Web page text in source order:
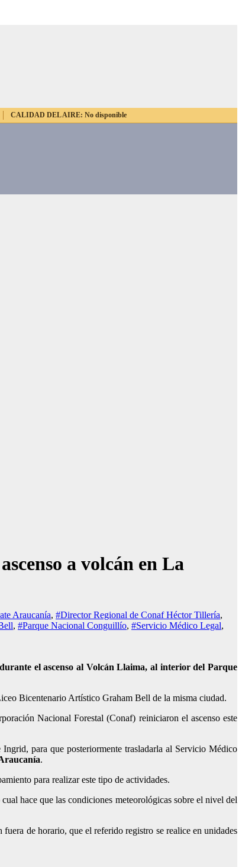
CALIDAD DEL AIRE: No disponible
a volcán en La
Araucanía, #Director Regional de Conaf Héctor Tillería,
, #Parque Nacional Conguillío, #Servicio Médico Legal,
el ascenso al Volcán Llaima, al interior del Parque
Bicentenario Artístico Graham Bell de la misma ciudad.
Nacional Forestal (Conaf) reiniciaron el ascenso este
para que posteriormente trasladarla al Servicio Médico
.
para realizar este tipo de actividades.
hace que las condiciones meteorológicas sobre el nivel del
de horario, que el referido registro se realice en unidades